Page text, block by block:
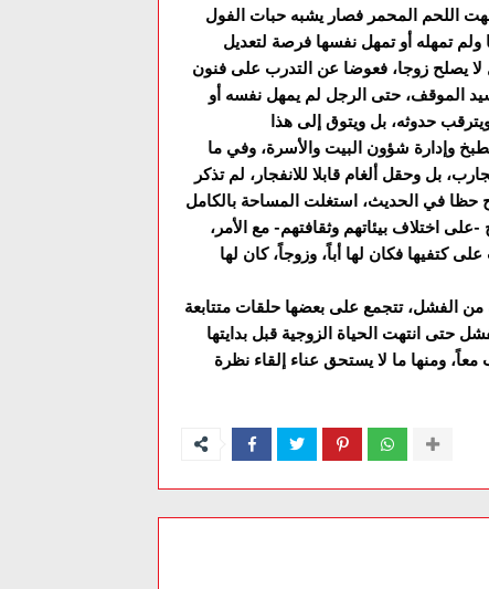
طهت اللحم المحمر فصار يشبه حبات الفول
تمهله أو تمهل نفسها فرصة لتعديل
لا يصلح زوجا، فعوضا عن التدرب على فنون
سيد الموقف، حتى الرجل لم يمهل نفسه أو
وإدارة شؤون البيت والأسرة، وفي ما
بل وحقل ألغام قابلا للانفجار، لم تذكر
حظا في الحديث، استغلت المساحة بالكامل
اختلاف بيئاتهم وثقافتهم- مع الأمر،
فكان لها أباً، وزوجاً، كان لها
من الفشل، تتجمع على بعضها حلقات متتابعة
معاً، ومنها ما لا يستحق عناء إلقاء نظرة